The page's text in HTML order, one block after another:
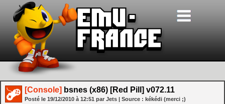
[Console] bsnes (x86) [Red Pill] v072.11
Posté le 19/12/2010 à 12:51 par Jets | Source : kékédi (merci ;)